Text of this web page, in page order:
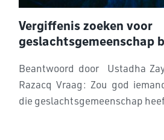
Vergiffenis zoeken voor
geslachtsgemeenschap
Beantwoord door Ustadha
Razacq Vraag: Zou god
die geslachtsgemeenschap